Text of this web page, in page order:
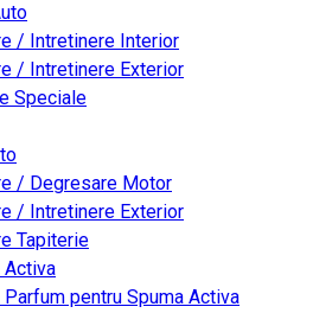
/ Intretinere Interior
/ Intretinere Exterior
Speciale
/ Degresare Motor
/ Intretinere Exterior
Tapiterie
Activa
Parfum pentru Spuma Activa